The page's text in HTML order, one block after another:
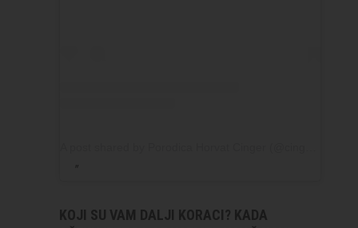
KOJI SU VAM DALJI KORACI? KADA